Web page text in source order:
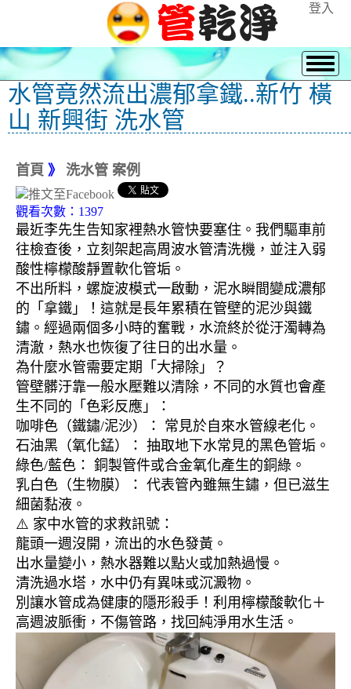
登入
水管竟然流出濃郁拿鐵..新竹 橫
山 新興街 洗水管
首頁 》 洗水管 案例
觀看次數：1397
最近李先生告知家裡熱水管快要塞住。我們驅車前
往檢查後，立刻架起高周波水管清洗機，並注入弱
酸性檸檬酸靜置軟化管垢。
不出所料，螺旋波模式一啟動，泥水瞬間變成濃郁
的「拿鐵」！這就是長年累積在管壁的泥沙與鐵
鏽。經過兩個多小時的奮戰，水流終於從汙濁轉為
清澈，熱水也恢復了往日的出水量。
為什麼水管需要定期「大掃除」？
管壁髒汙靠一般水壓難以清除，不同的水質也會產
生不同的「色彩反應」：
咖啡色（鐵鏽/泥沙）： 常見於自來水管線老化。
石油黑（氧化錳）： 抽取地下水常見的黑色管垢。
綠色/藍色： 銅製管件或合金氧化產生的銅綠。
乳白色（生物膜）： 代表管內雖無生鏽，但已滋生
細菌黏液。
⚠️ 家中水管的求救訊號：
龍頭一週沒開，流出的水色發黃。
出水量變小，熱水器難以點火或加熱過慢。
清洗過水塔，水中仍有異味或沉澱物。
別讓水管成為健康的隱形殺手！利用檸檬酸軟化＋
高週波脈衝，不傷管路，找回純淨用水生活。